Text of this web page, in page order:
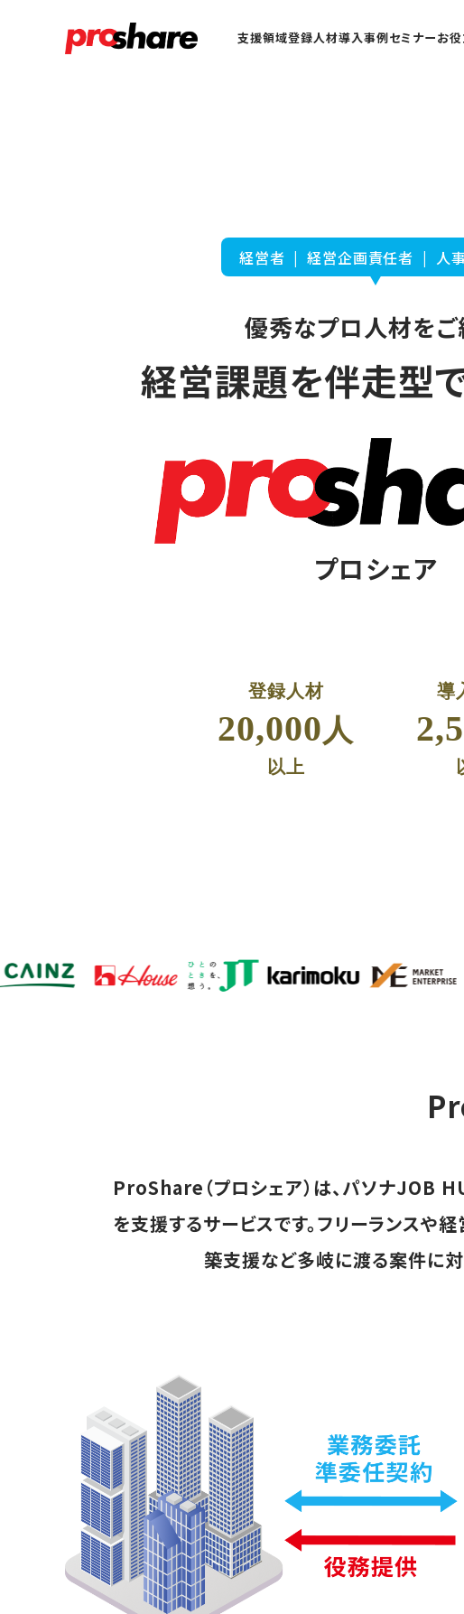
支援領域登録人材導入事例セミナーお
経営者 | 経営企画責任者 | 人
優秀なプロ人材を
経営課題を伴走型
プロシェア
登録人材
20,000人
以上
導
ProShare（プロシェア）は、パソナJOB
を支援するサービスです。フリーランスや
築支援など多岐に渡る案件に対